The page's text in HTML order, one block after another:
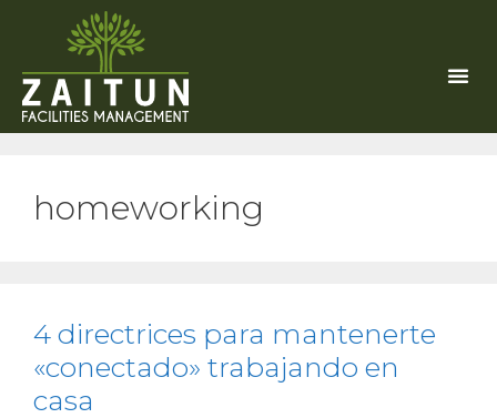
homeworking
4 directrices para mantenerte
«conectado» trabajando en
casa